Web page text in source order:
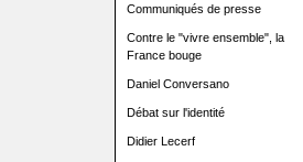
Communiqués de presse
Contre le "vivre ensemble", la
France bouge
Daniel Conversano
Débat sur l'identité
Didier Lecerf